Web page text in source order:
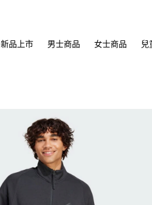
新品上市 男士商品 女士商品 兒